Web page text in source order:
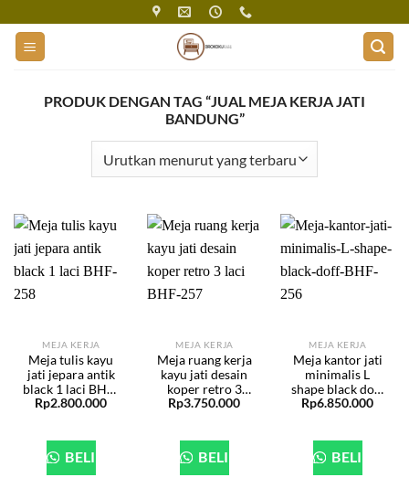
content
PRODUK DENGAN TAG “JUAL MEJA KERJA JATI
BANDUNG”
MEJA KERJA
Meja tulis kayu
jati jepara antik
black 1 laci BHF-
258
Rp2.800.000
BELI
MEJA KERJA
Meja ruang kerja
kayu jati desain
koper retro 3
laci BHF-257
Rp3.750.000
BELI
MEJA KERJA
Meja kantor jati
minimalis L
shape black doff
BHF-256
Rp6.850.000
BELI